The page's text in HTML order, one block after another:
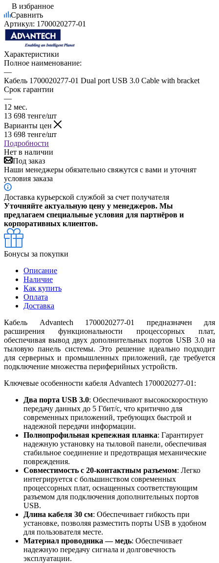
В избранное
Сравнить
Артикул: 1700020277-01
Характеристики
Полное наименование:
—
Кабель 1700020277-01 Dual port USB 3.0 Cable with bracket
Срок гарантии
—
12 мес.
13 698 тенге/шт
Варианты цен
13 698 тенге/шт
Подробности
Нет в наличии
Под заказ
Наши менеджеры обязательно свяжутся с вами и уточнят
условия заказа
Доставка курьерской службой за счет получателя
Уточняйте актуальную цену у менеджеров. Мы
предлагаем специальные условия для партнёров и
корпоративных клиентов.
Бонусы за покупки
Описание
Наличие
Как купить
Оплата
Доставка
Кабель Advantech 1700020277-01 предназначен для
расширения функциональности процессорных плат,
обеспечивая вывод двух дополнительных портов USB 3.0 на
тыловую панель системы. Это решение идеально подходит
для серверных и промышленных приложений, где требуется
подключение множества периферийных устройств.
Ключевые особенности кабеля Advantech 1700020277-01:
Два порта USB 3.0: Обеспечивают высокоскоростную
передачу данных до 5 Гбит/с, что критично для
современных приложений, требующих быстрой и
надежной передачи информации.
Полнопрофильная крепежная планка: Гарантирует
надежную установку на тыловой панели, обеспечивая
стабильное соединение и предотвращая механические
повреждения.
Совместимость с 20-контактным разъемом: Легко
интегрируется с большинством современных
процессорных плат, оснащенных соответствующим
разъемом для подключения дополнительных портов
USB.
Длина кабеля 30 см: Обеспечивает гибкость при
установке, позволяя разместить порты USB в удобном
для пользователя месте.
Материал проводника — медь: Обеспечивает
надежную передачу сигнала и долговечность
эксплуатации.